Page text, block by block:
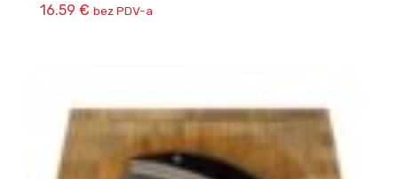
16.59 € bez PDV-a